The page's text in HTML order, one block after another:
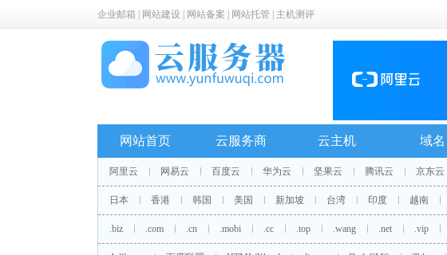
企业邮箱 网站建设 网站备案 网站托管 主机测评
网站首页 云服务商 云主机 域名
阿里云 网易云 百度云 华为云 坚果云 腾讯云 京东云
日本 香港 韩国 美国 新加坡 台湾 印度 越南
.biz .com .cn .mobi .cc .top .wang .net .vip